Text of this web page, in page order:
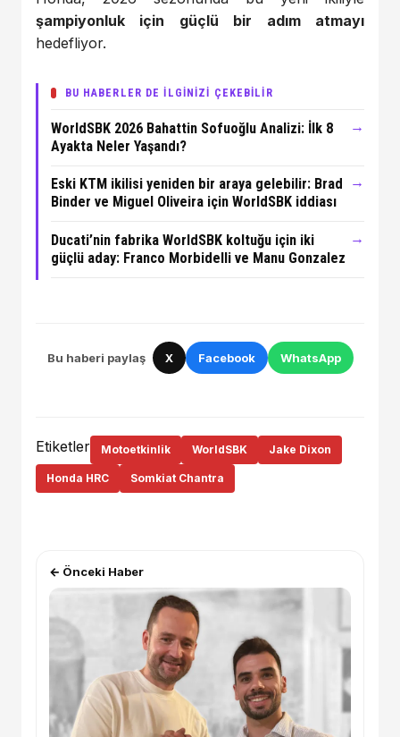
şampiyonluk için güçlü bir adım atmayı
hedefliyor.
BU HABERLER DE İLGİNİZİ ÇEKEBİLİR
WorldSBK 2026 Bahattin Sofuoğlu Analizi: İlk 8
Ayakta Neler Yaşandı?
→
Eski KTM ikilisi yeniden bir araya gelebilir: Brad
Binder ve Miguel Oliveira için WorldSBK iddiası
→
Ducati’nin fabrika WorldSBK koltuğu için iki
güçlü aday: Franco Morbidelli ve Manu Gonzalez
→
Bu haberi paylaş X Facebook WhatsApp
Etiketler Motoetkinlik WorldSBK Jake Dixon
Honda HRC Somkiat Chantra
← Önceki Haber